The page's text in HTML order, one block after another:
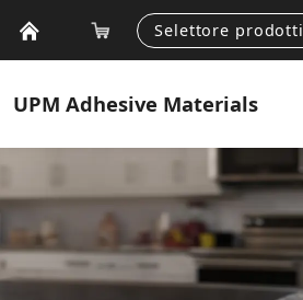
Selettore prodotti
UPM Adhesive Materials